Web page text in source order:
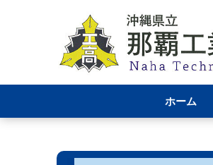
ホーム